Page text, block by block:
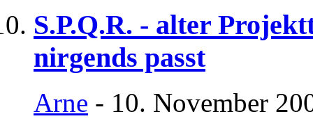
S.P.Q.R. - alter
nirgends passt
Arne - 10. November